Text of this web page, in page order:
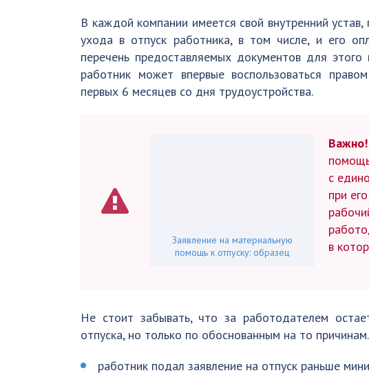
В каждой компании имеется свой внутренний
ухода в отпуск работника, в том числе, и его
перечень предоставляемых документов для
работник может впервые воспользоваться
первых 6 месяцев со дня трудоустройства.
Заявление на материальную
помощь к отпуску: образец
Важно!
с
при
в
Не стоит забывать, что за работодателем
отпуска, но только по обоснованным на то
работник подал заявление на отпуск раньше